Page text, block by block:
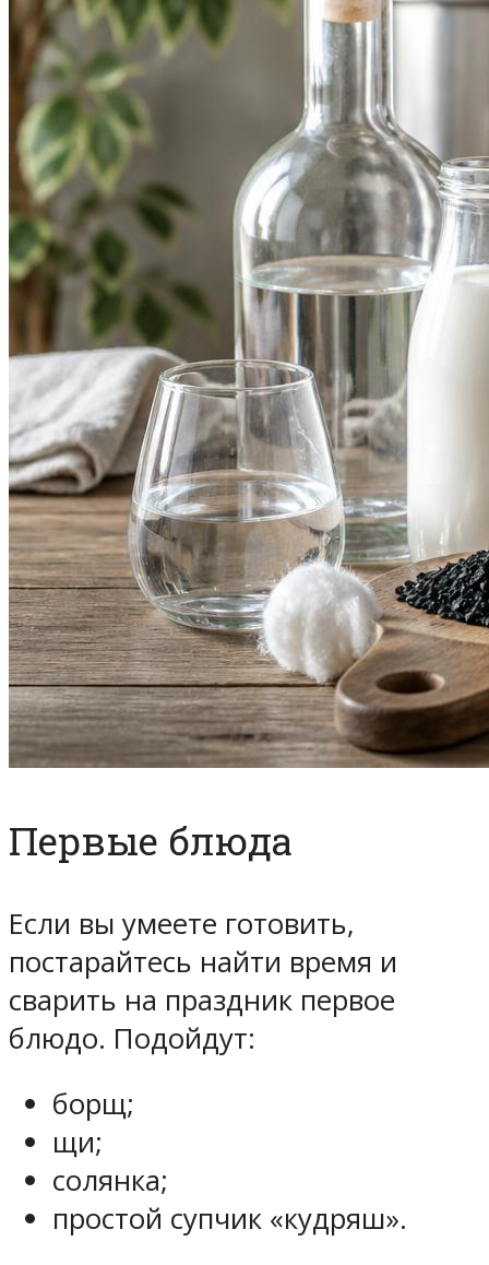
Первые блюда
Если вы умеете готовить,
постарайтесь найти время и
сварить на праздник первое
блюдо. Подойдут:
борщ;
щи;
солянка;
простой супчик «кудряш».